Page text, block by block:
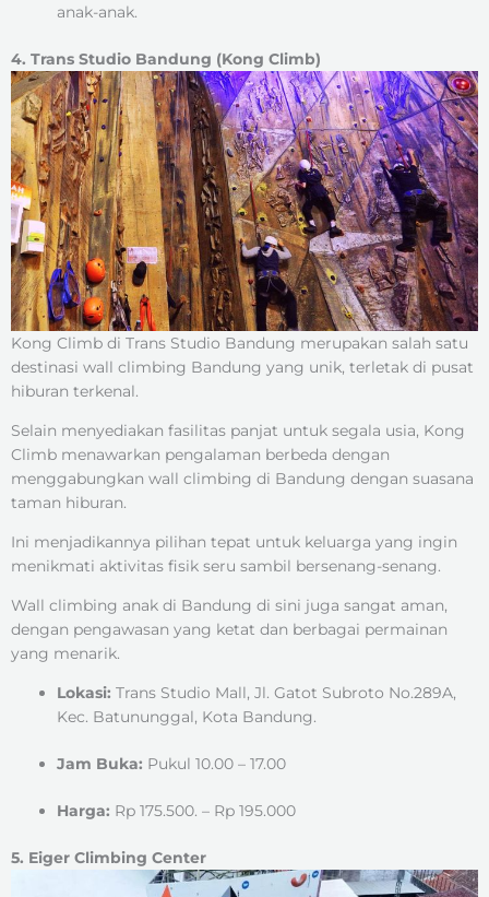
anak-anak.
4. Trans Studio Bandung (Kong Climb)
Kong Climb di Trans Studio Bandung merupakan salah satu
destinasi wall climbing Bandung yang unik, terletak di pusat
hiburan terkenal.
Selain menyediakan fasilitas panjat untuk segala usia, Kong
Climb menawarkan pengalaman berbeda dengan
menggabungkan wall climbing di Bandung dengan suasana
taman hiburan.
Ini menjadikannya pilihan tepat untuk keluarga yang ingin
menikmati aktivitas fisik seru sambil bersenang-senang.
Wall climbing anak di Bandung di sini juga sangat aman,
dengan pengawasan yang ketat dan berbagai permainan
yang menarik.
Lokasi: Trans Studio Mall, Jl. Gatot Subroto No.289A,
Kec. Batununggal, Kota Bandung.
Jam Buka: Pukul 10.00 – 17.00
Harga: Rp 175.500. – Rp 195.000
5. Eiger Climbing Center